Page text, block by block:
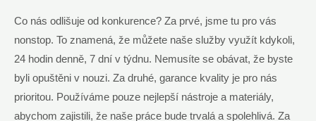
Co nás odlišuje od konkurence? Za prvé, jsme tu pro vás
nonstop. To znamená, že můžete naše služby využít kdykoli,
24 hodin denně, 7 dní v týdnu. Nemusíte se obávat, že byste
byli opuštěni v nouzi. Za druhé, garance kvality je pro nás
prioritou. Používáme pouze nejlepší nástroje a materiály,
abychom zajistili, že naše práce bude trvalá a spolehlivá. Za